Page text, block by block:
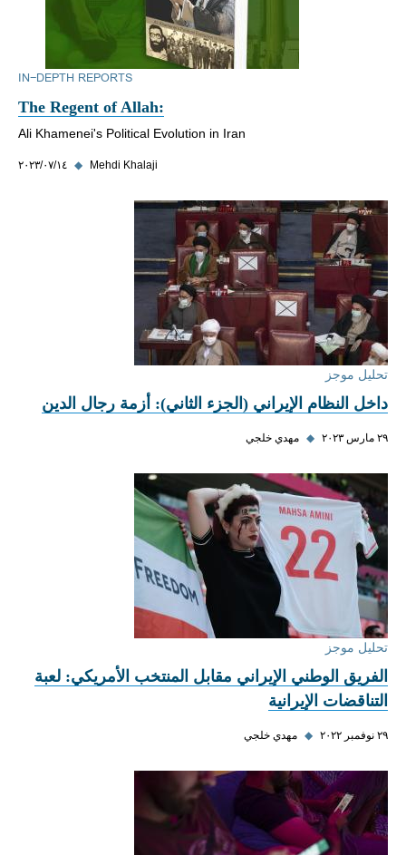
IN-DEPTH REPORTS
The Regent of Allah:
Ali Khamenei's Political Evolution in Iran
١٤‏/٠٧‏/٢٠٢٣ ◆ Mehdi Khalaji
تحليل موجز
داخل النظام الإيراني (الجزء الثاني): أزمة رجال الدين
٢٩ مارس ٢٠٢٣ ◆ مهدي خلجي
تحليل موجز
الفريق الوطني الإيراني مقابل المنتخب الأمريكي: لعبة
التناقضات الإيرانية
٢٩ نوفمبر ٢٠٢٢ ◆ مهدي خلجي